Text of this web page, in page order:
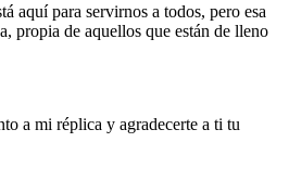
aquí para servirnos a todos, pero esa
propia de aquellos que están de lleno
a mi réplica y agradecerte a ti tu